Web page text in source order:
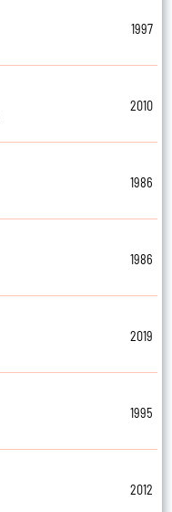
1997
2010
1986
1986
2019
1995
2012